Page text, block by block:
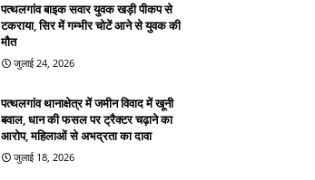
पत्थलगांव बाइक सवार युवक खड़ी पीकप से
टकराया, सिर में गम्भीर चोटें आने से युवक की
मौत
जुलाई 24, 2026
पत्थलगांव थानाक्षेत्र में जमीन विवाद में खूनी
बवाल, धान की फसल पर ट्रैक्टर चढ़ाने का
आरोप, महिलाओं से अभद्रता का दावा
जुलाई 18, 2026